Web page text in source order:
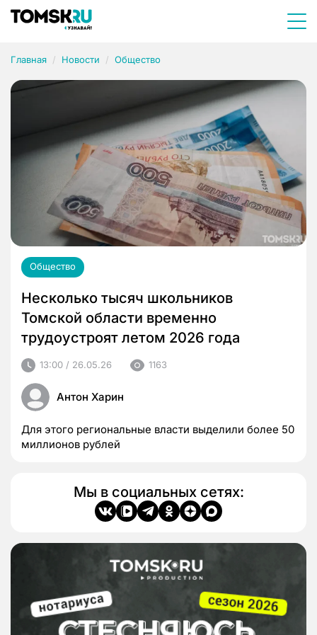
Главная Новости Общество
Общество
Несколько тысяч школьников
Томской области временно
трудоустроят летом 2026 года
13:00 / 26.05.26 1163
Антон Харин
Для этого региональные власти выделили более 50
миллионов рублей
Мы в социальных сетях: